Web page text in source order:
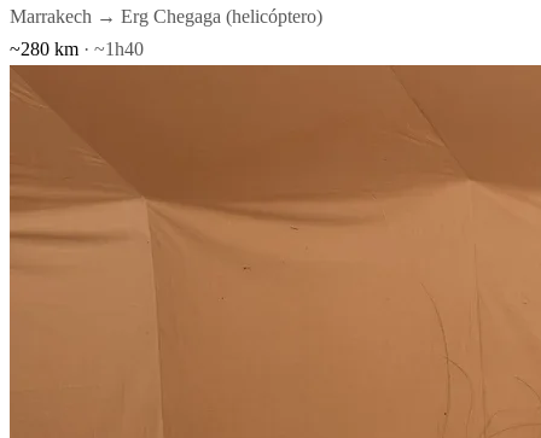
Marrakech → Erg Chegaga (helicóptero)
~280 km · ~1h40